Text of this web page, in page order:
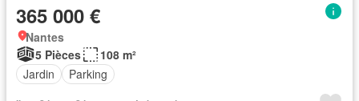
365 000 €
Nantes
5 Pièces
108 m²
Jardin
Parking